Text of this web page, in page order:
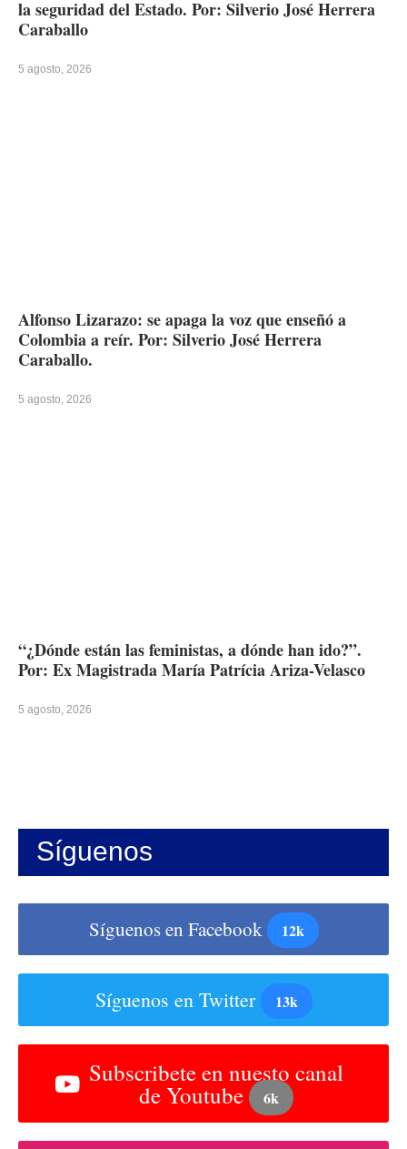
la seguridad del Estado. Por: Silverio José Herrera
Caraballo
5 agosto, 2026
Alfonso Lizarazo: se apaga la voz que enseñó a
Colombia a reír. Por: Silverio José Herrera
Caraballo.
5 agosto, 2026
“¿Dónde están las feministas, a dónde han ido?”.
Por: Ex Magistrada María Patrícia Ariza-Velasco
5 agosto, 2026
Síguenos
Síguenos en Facebook 12k
Síguenos en Twitter 13k
Subscribete en nuesto canal
de Youtube 6k